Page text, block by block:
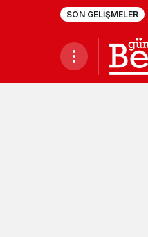
SON GELIŞMELER